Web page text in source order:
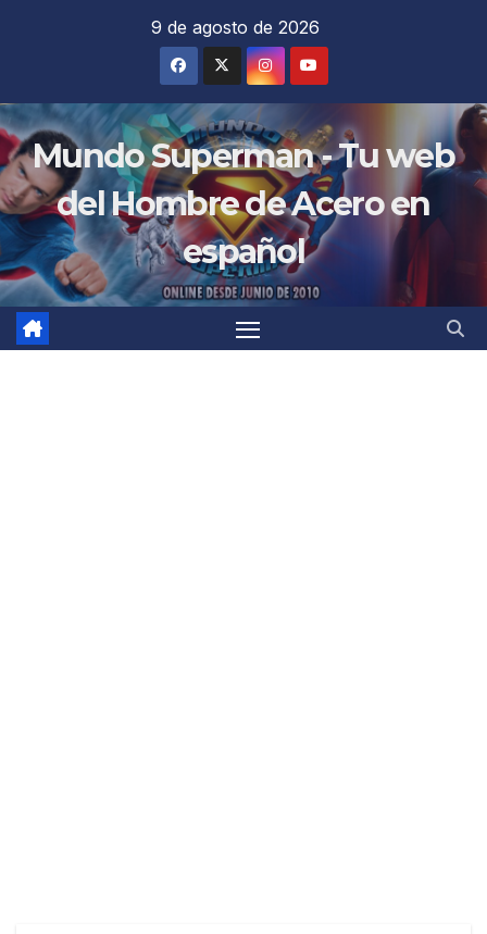
9 de agosto de 2026
Mundo Superman - Tu web
del Hombre de Acero en
español